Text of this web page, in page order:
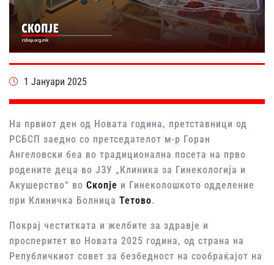
1 Јануари 2025
На првиот ден од Новата година, претставници од
РСБСП заедно со претседателот м-р Горан
Ангеловски беа во традиционална посета на прво
родените деца во ЈЗУ „Клиника за Гинекологија и
Акушерство“ во Скопје и Гинеколошкото одделение
при Клиничка Болница Тетово.
Покрај честитката и желбите за здравје и
просперитет во Новата 2025 година, од страна на
Републичкиот совет за безбедност на сообраќајот на